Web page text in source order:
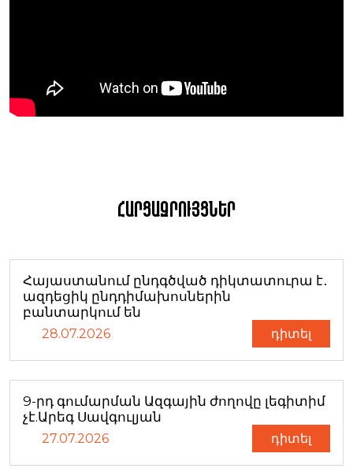
Հարցազրույցներ
Հայաստանում ընդգծված դիկտատուրա է․
ազդեցիկ ընդդիմախոսներին
բանտարկում են
28.07.2026 դիտել
9-րդ գումարման Ազգային ժողովը լեգիտիմ
չէ.Արեգ Սավգուլյան
27.07.2026 դիտել